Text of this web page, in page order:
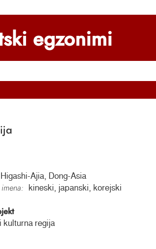
egzonimi
Ajia, Dong-Asia
kineski, japanski, korejski
kulturna regija